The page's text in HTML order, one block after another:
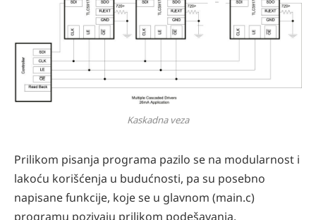
Kaskadna veza
Prilikom pisanja programa pazilo se na modularnost i
lakoću korišćenja u budućnosti, pa su posebno
napisane funkcije, koje se u glavnom (main.c)
programu pozivaju prilikom podešavanja.